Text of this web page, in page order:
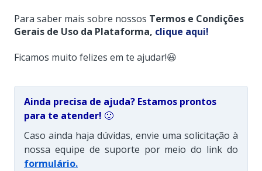
Para saber mais sobre nossos Termos e Condições
Gerais de Uso da Plataforma, clique aqui!
Ficamos muito felizes em te ajudar!😃
Ainda precisa de ajuda? Estamos prontos
para te atender! 🙂
Caso ainda haja dúvidas, envie uma solicitação à
nossa equipe de suporte por meio do link do
formulário.